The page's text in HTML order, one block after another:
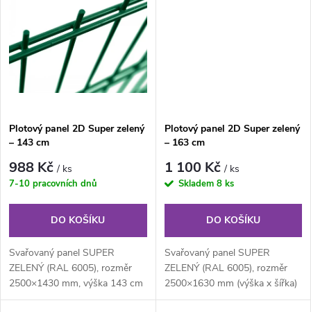
ů
t
ů
Plotový panel 2D Super zelený
– 143 cm
988 Kč/ ks
7-10 pracovních dnů
DO KOŠÍKU
Svařovaný panel SUPER
ZELENÝ (RAL 6005), rozměr
2500×1430 mm, výška 143 cm
je svařovaný plotový panel o
Plotový panel 2D Super zelený
– 163 cm
1 100 Kč/ ks
Skladem 8 ks
DO KOŠÍKU
Svařovaný panel SUPER
ZELENÝ (RAL 6005), rozměr
2500×1630 mm (výška x šířka)
je svařovaný plotový panel o